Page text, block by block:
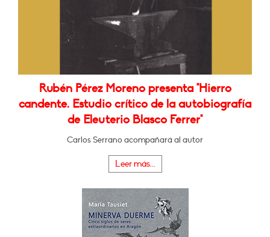
Rubén Pérez Moreno presenta "Hierro
candente. Estudio crítico de la autobiografía
de Eleuterio Blasco Ferrer"
Carlos Serrano acompañará al autor
Leer más...